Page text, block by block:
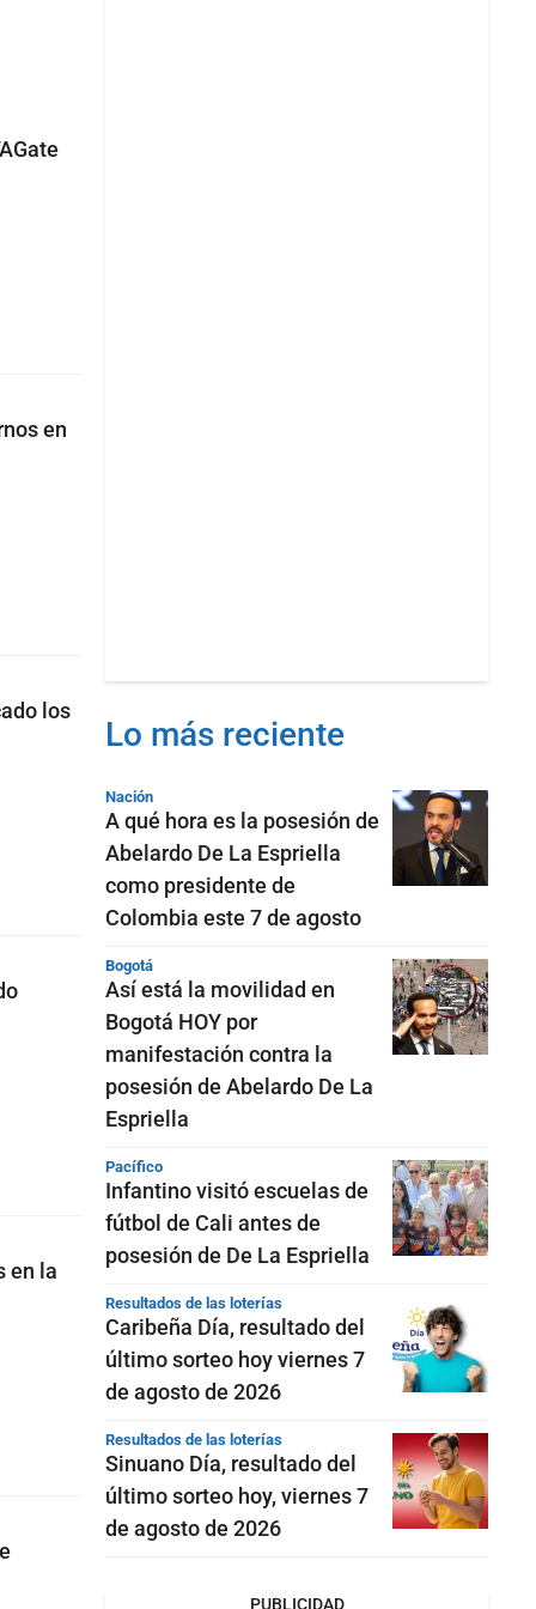
en
los
en la
Lo más reciente
Nación
A qué hora es la posesión de
Abelardo De La Espriella
como presidente de
Colombia este 7 de agosto
Bogotá
Así está la movilidad en
Bogotá HOY por
manifestación contra la
posesión de Abelardo De La
Espriella
Pacífico
Infantino visitó escuelas de
fútbol de Cali antes de
posesión de De La Espriella
Resultados de las loterías
Caribeña Día, resultado del
último sorteo hoy viernes 7
de agosto de 2026
Resultados de las loterías
Sinuano Día, resultado del
último sorteo hoy, viernes 7
de agosto de 2026
PUBLICIDAD